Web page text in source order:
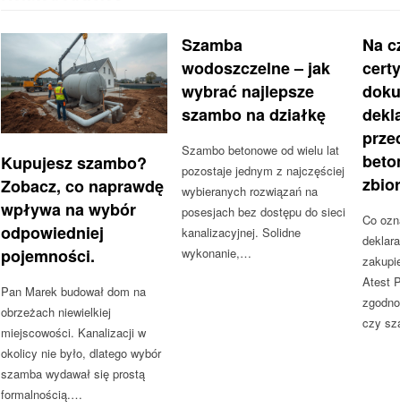
Kupujesz szambo?
Zobacz, co naprawdę
wpływa na wybór
odpowiedniej
pojemności.
Pan Marek budował dom na
obrzeżach niewielkiej
miejscowości. Kanalizacji w
okolicy nie było, dlatego wybór
szamba wydawał się prostą
formalnością.…
Szamba
wodoszczelne – jak
wybrać najlepsze
szambo na działkę
Szambo betonowe od wielu lat
pozostaje jednym z najczęściej
wybieranych rozwiązań na
posesjach bez dostępu do sieci
kanalizacyjnej. Solidne
wykonanie,…
Na
Co
Atest
czy